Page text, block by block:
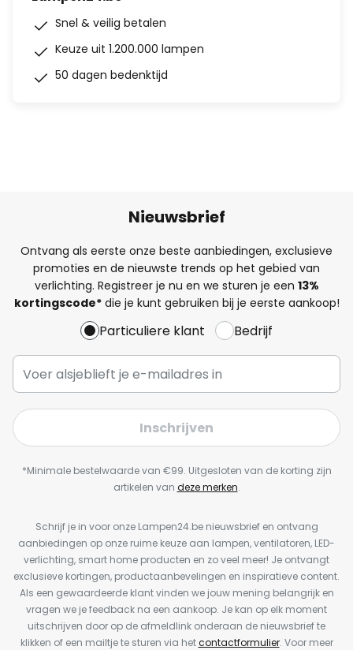
Snel & veilig betalen
Keuze uit 1.200.000 lampen
50 dagen bedenktijd
Nieuwsbrief
Ontvang als eerste onze beste aanbiedingen, exclusieve
promoties en de nieuwste trends op het gebied van
verlichting. Registreer je nu en we sturen je een 13%
kortingscode*die je kunt gebruiken bij je eerste aankoop!
Particuliere klant Bedrijf
Inschrijven
*Minimale bestelwaarde van €99. Uitgesloten van de korting zijn
artikelen van deze merken.
Schrijf je in voor onze Lampen24.be nieuwsbrief en ontvang
aanbiedingen op onze ruime keuze aan lampen, ventilatoren, LED-
verlichting, smart home producten en zo veel meer! Je ontvangt
exclusieve kortingen, productaanbevelingen en inspiratieve content.
Als een gewaardeerde klant vinden we jouw mening belangrijk en
vragen we je feedback na een aankoop. Je kan op elk moment
uitschrijven door op de afmeldlink onderaan de nieuwsbrief te
klikken of een mailtje te sturen via hetcontactformulier. Voor meer